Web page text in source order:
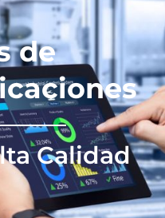
de
Calidad